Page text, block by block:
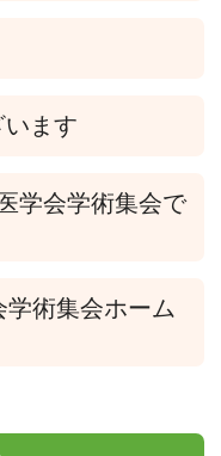
ます
学会学術集会で
術集会ホーム